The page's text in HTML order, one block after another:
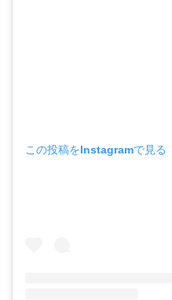
この投稿をInstagramで見る